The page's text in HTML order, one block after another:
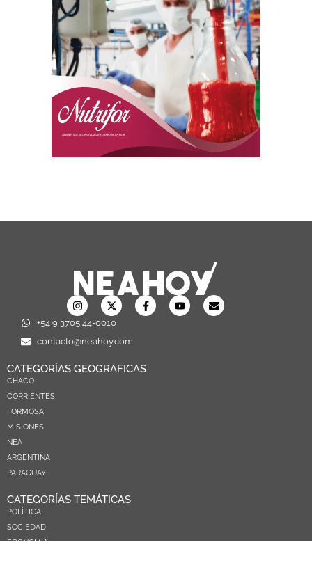
+54 9 3705 44-0010
contacto@neahoy.com
CATEGORÍAS GEOGRÁFICAS
CHACO
CORRIENTES
FORMOSA
MISIONES
NEA
ARGENTINA
PARAGUAY
CATEGORÍAS TEMÁTICAS
POLÍTICA
SOCIEDAD
ECONOMIA